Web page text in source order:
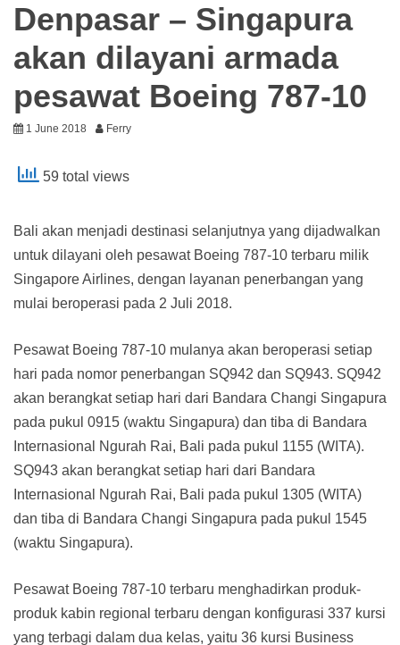
Denpasar – Singapura
akan dilayani armada
pesawat Boeing 787-10
1 June 2018 Ferry
59 total views
Bali akan menjadi destinasi selanjutnya yang dijadwalkan
untuk dilayani oleh pesawat Boeing 787-10 terbaru milik
Singapore Airlines, dengan layanan penerbangan yang
mulai beroperasi pada 2 Juli 2018.
Pesawat Boeing 787-10 mulanya akan beroperasi setiap
hari pada nomor penerbangan SQ942 dan SQ943. SQ942
akan berangkat setiap hari dari Bandara Changi Singapura
pada pukul 0915 (waktu Singapura) dan tiba di Bandara
Internasional Ngurah Rai, Bali pada pukul 1155 (WITA).
SQ943 akan berangkat setiap hari dari Bandara
Internasional Ngurah Rai, Bali pada pukul 1305 (WITA)
dan tiba di Bandara Changi Singapura pada pukul 1545
(waktu Singapura).
Pesawat Boeing 787-10 terbaru menghadirkan produk-
produk kabin regional terbaru dengan konfigurasi 337 kursi
yang terbagi dalam dua kelas, yaitu 36 kursi Business